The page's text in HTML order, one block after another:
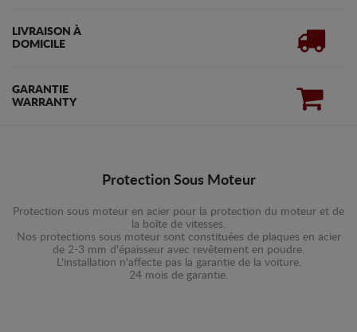
LIVRAISON À
DOMICILE
GARANTIE
WARRANTY
Protection Sous Moteur
Protection sous moteur en acier pour la protection du moteur et de
la boîte de vitesses.
Nos protections sous moteur sont constituées de plaques en acier
de 2-3 mm d'épaisseur avec revêtement en poudre.
L'installation n'affecte pas la garantie de la voiture.
24 mois de garantie.